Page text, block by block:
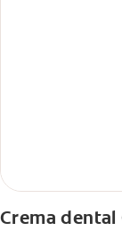
Crema